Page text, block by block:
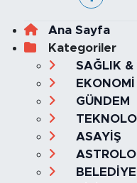
Ana Sayfa
Kategoriler
SAĞLIK &
EKONOMİ
GÜNDEM
ASAYİŞ
BELEDİYE